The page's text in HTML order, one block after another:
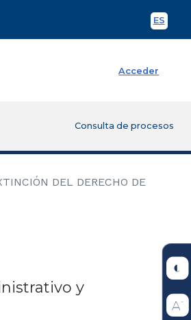
ES
Acceder
Consulta de procesos
DEL DERECHO DE
y